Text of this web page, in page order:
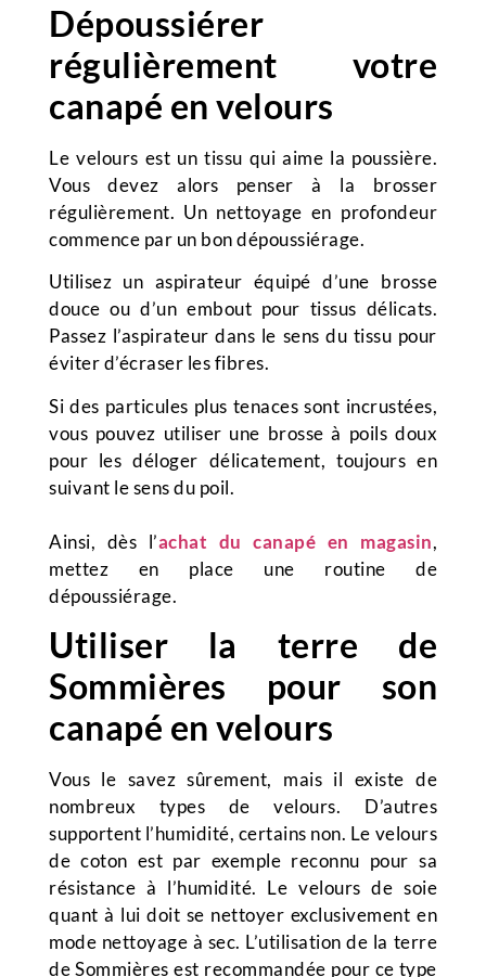
Dépoussiérer
régulièrement votre
canapé en velours
Le velours est un tissu qui aime la poussière.
Vous devez alors penser à la brosser
régulièrement. Un nettoyage en profondeur
commence par un bon dépoussiérage.
Utilisez un aspirateur équipé d’une brosse
douce ou d’un embout pour tissus délicats.
Passez l’aspirateur dans le sens du tissu pour
éviter d’écraser les fibres.
Si des particules plus tenaces sont incrustées,
vous pouvez utiliser une brosse à poils doux
pour les déloger délicatement, toujours en
suivant le sens du poil.
Ainsi, dès l’achat du canapé en magasin,
mettez en place une routine de
dépoussiérage.
Utiliser la terre de
Sommières pour son
canapé en velours
Vous le savez sûrement, mais il existe de
nombreux types de velours. D’autres
supportent l’humidité, certains non. Le velours
de coton est par exemple reconnu pour sa
résistance à l’humidité. Le velours de soie
quant à lui doit se nettoyer exclusivement en
mode nettoyage à sec. L’utilisation de la terre
de Sommières est recommandée pour ce type